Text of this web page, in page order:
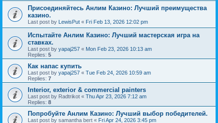
Присоединяйтесь Анлим Казино: Лучший преимущества
казино.
Last post by LewisPut « Fri Feb 13, 2026 12:02 pm
Испытайте Анлим Казино: Лучший мастерская игра на
ставках.
Last post by yapaj257 « Mon Feb 23, 2026 10:13 am
Replies: 5
Как напас купить
Last post by yapaj257 « Tue Feb 24, 2026 10:59 am
Replies: 7
Interior, exterior & commercial painters
Last post by Radtrikot « Thu Apr 23, 2026 7:12 am
Replies: 8
Попробуйте Анлим Казино: Лучший выбор победителей.
Last post by samantha bert « Fri Apr 24, 2026 3:45 pm